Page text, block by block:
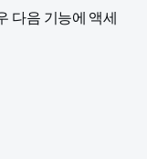
다음 기능에 액세